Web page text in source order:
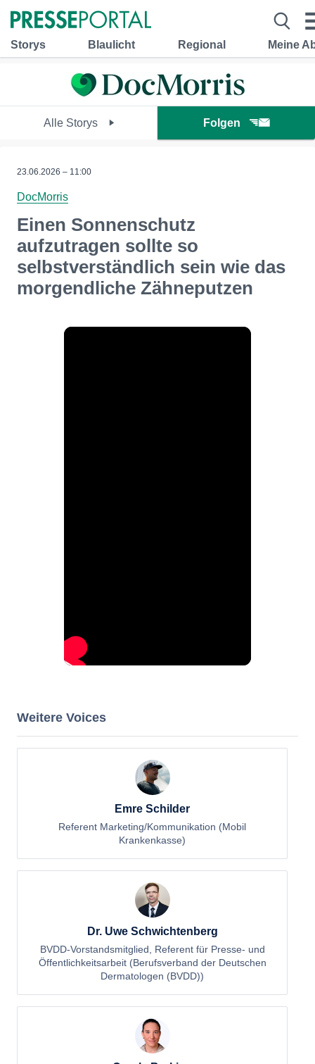
Storys Blaulicht Regional Meine
Alle Storys Folgen
23.06.2026 – 11:00
DocMorris
Einen Sonnenschutz
aufzutragen sollte so
selbstverständlich sein wie das
morgendliche Zähneputzen
Weitere Voices
Emre Schilder
Referent Marketing/Kommunikation (Mobil
Krankenkasse)
Dr. Uwe Schwichtenberg
BVDD-Vorstandsmitglied, Referent für Presse- und
Öffentlichkeitsarbeit (Berufsverband der Deutschen
Dermatologen (BVDD))